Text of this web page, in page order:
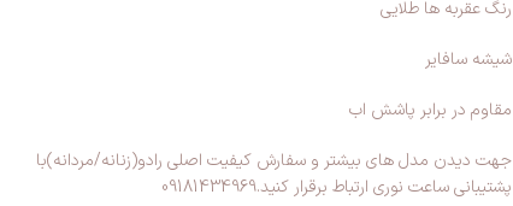
رنگ عقربه ها طلایی
شیشه سافایر
مقاوم در برابر پاشش اب
جهت دیدن مدل های بیشتر و سفارش کیفیت اصلی رادو(زنانه/مردانه)با
پشتیبانی ساعت نوری ارتباط برقرار کنید.09181434969